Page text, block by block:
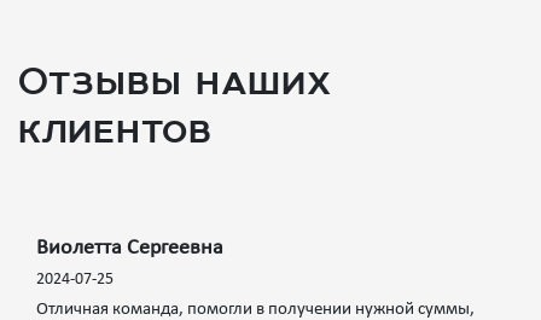
Отзывы наших
клиентов
Виолетта Сергеевна
2024-07-25
Отличная команда, помогли в получении нужной суммы,